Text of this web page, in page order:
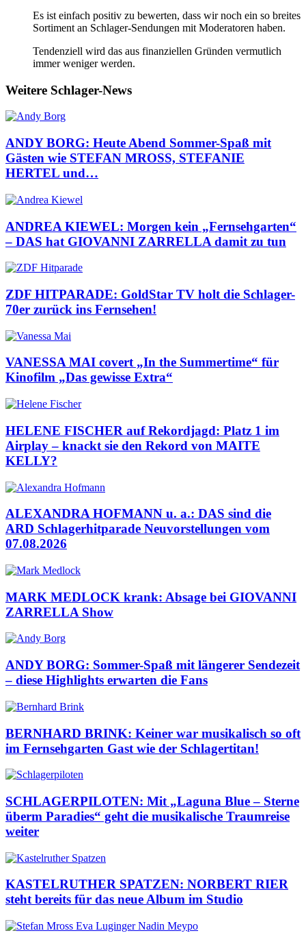
Es ist einfach positiv zu bewerten, dass wir noch ein so breites
Sortiment an Schlager-Sendungen mit Moderatoren haben.
Tendenziell wird das aus finanziellen Gründen vermutlich
immer weniger werden.
Weitere Schlager-News
ANDY BORG: Heute Abend Sommer-Spaß mit
Gästen wie STEFAN MROSS, STEFANIE
HERTEL und…
ANDREA KIEWEL: Morgen kein „Fernsehgarten“
– DAS hat GIOVANNI ZARRELLA damit zu tun
ZDF HITPARADE: GoldStar TV holt die Schlager-
70er zurück ins Fernsehen!
VANESSA MAI covert „In the Summertime“ für
Kinofilm „Das gewisse Extra“
HELENE FISCHER auf Rekordjagd: Platz 1 im
Airplay – knackt sie den Rekord von MAITE
KELLY?
ALEXANDRA HOFMANN u. a.: DAS sind die
ARD Schlagerhitparade Neuvorstellungen vom
07.08.2026
MARK MEDLOCK krank: Absage bei GIOVANNI
ZARRELLA Show
ANDY BORG: Sommer-Spaß mit längerer Sendezeit
– diese Highlights erwarten die Fans
BERNHARD BRINK: Keiner war musikalisch so oft
im Fernsehgarten Gast wie der Schlagertitan!
SCHLAGERPILOTEN: Mit „Laguna Blue – Sterne
überm Paradies“ geht die musikalische Traumreise
weiter
KASTELRUTHER SPATZEN: NORBERT RIER
steht bereits für das neue Album im Studio